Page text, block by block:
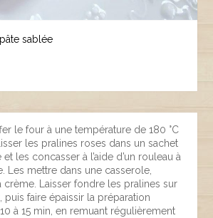
pâte sablée
le four à une température de 180 °C
les pralines roses dans un sachet
les concasser à l’aide d’un rouleau à
Les mettre dans une casserole,
crème. Laisser fondre les pralines sur
puis faire épaissir la préparation
à 15 min, en remuant régulièrement